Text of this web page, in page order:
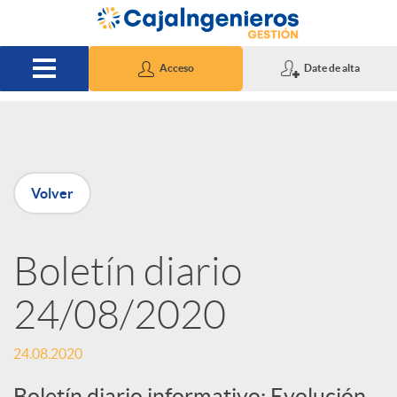
Saltar al contenido principal
Acceso Date de alta
P
u
b
l
Volver
Boletín diario
24/08/2020
24.08.2020